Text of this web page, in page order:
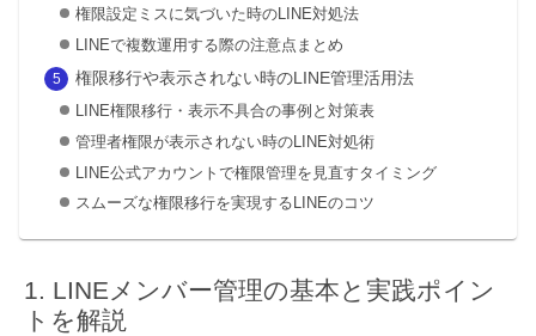
権限設定ミスに気づいた時のLINE対処法
LINEで複数運用する際の注意点まとめ
権限移行や表示されない時のLINE管理活用法
LINE権限移行・表示不具合の事例と対策表
管理者権限が表示されない時のLINE対処術
LINE公式アカウントで権限管理を見直すタイミング
スムーズな権限移行を実現するLINEのコツ
LINEメンバー管理の基本と実践ポイン
トを解説